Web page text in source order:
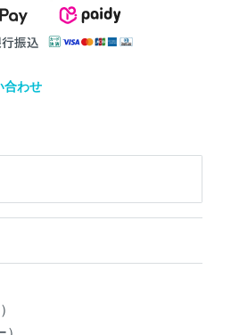
合わせ